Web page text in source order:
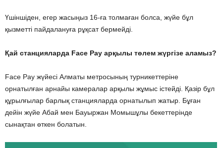
Үшіншіден, егер жасыңыз 16-ға толмаған болса, жүйе бұл
қызметті пайдалануға рұқсат бермейді.
Қай станцияларда Face Pay арқылы төлем жүргізе аламыз?
Face Pay жүйесі Алматы метросының турникеттеріне
орнатылған арнайы камералар арқылы жұмыс істейді. Қазір бұл
құрылғылар барлық станцияларда орнатылып жатыр. Бұған
дейін жүйе Абай мен Бауыржан Момышұлы бекеттерінде
сынақтан өткен болатын.